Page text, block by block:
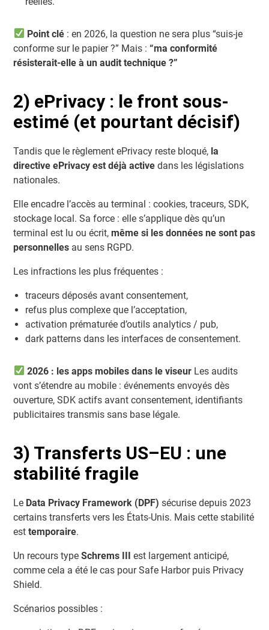
Point clé: en 2026, la question ne sera plus “suis-je
conforme sur le papier ?” Mais :“ma conformité
résisterait-elle à un audit technique ?”
2) ePrivacy : le front sous-
estimé (et pourtant décisif)
Tandis que le règlement ePrivacy reste bloqué, la
directive ePrivacy est déjà active dans les législations
nationales.
Elle encadre l’accès au terminal : cookies, traceurs, SDK,
stockage local. Sa force : elle s’applique dès qu’un
terminal est lu ou écrit,même si les données ne sont pas
personnelles au sens RGPD.
Les infractions les plus fréquentes :
traceurs déposés avant consentement,
refus plus complexe que l’acceptation,
activation prématurée d’outils analytics / pub,
dark patterns dans les interfaces de consentement.
2026 : les apps mobiles dans le viseurLes audits
vont s’étendre au mobile : événements envoyés dès
ouverture, SDK actifs avant consentement, identifiants
publicitaires transmis sans base légale.
3) Transferts US–EU : une
stabilité fragile
Le Data Privacy Framework (DPF) sécurise depuis 2023
certains transferts vers les États-Unis. Mais cette stabilité
esttemporaire.
Un recours typeSchrems III est largement anticipé,
comme cela a été le cas pour Safe Harbor puis Privacy
Shield.
Scénarios possibles :